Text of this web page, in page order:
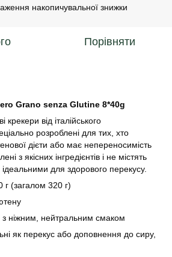
накопичувальної знижки
Порівняти
Grano senza Glutine 8*40g
крекери від італійського
розроблені для тих, хто
дієти або має непереносимість
з якісних інгредієнтів і не містять
для здорового перекусу.
г (загалом 320 г)
з ніжним, нейтральним смаком
як перекус або доповнення до сиру,